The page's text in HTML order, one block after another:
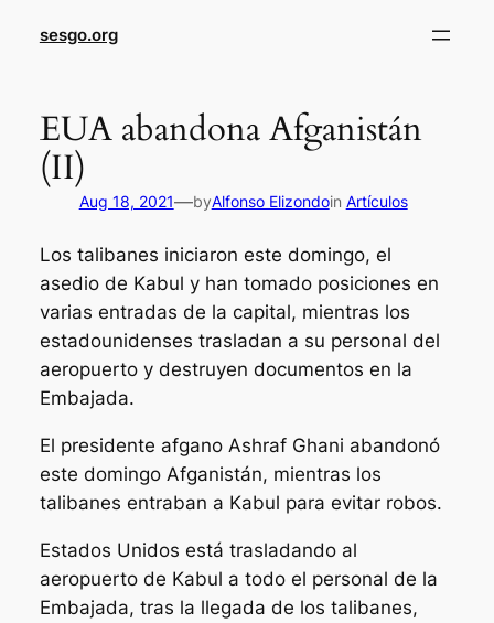
sesgo.org
EUA abandona Afganistán
(II)
Aug 18, 2021—byAlfonso Elizondoin Artículos
Los talibanes iniciaron este domingo, el
asedio de Kabul y han tomado posiciones en
varias entradas de la capital, mientras los
estadounidenses trasladan a su personal del
aeropuerto y destruyen documentos en la
Embajada.
El presidente afgano Ashraf Ghani abandonó
este domingo Afganistán, mientras los
talibanes entraban a Kabul para evitar robos.
Estados Unidos está trasladando al
aeropuerto de Kabul a todo el personal de la
Embajada, tras la llegada de los talibanes,